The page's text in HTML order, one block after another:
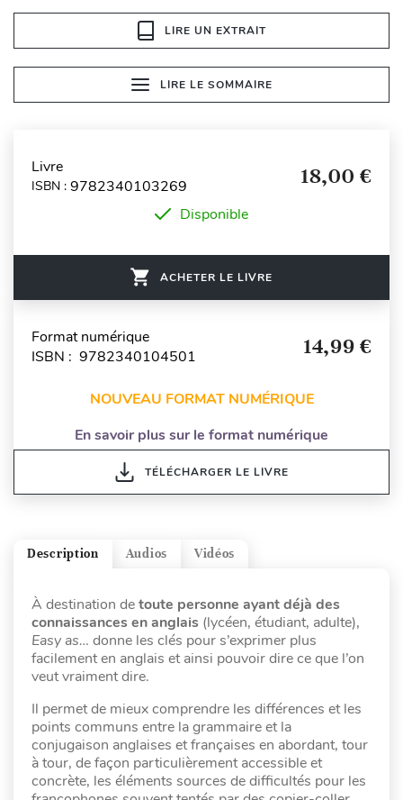
LIRE UN EXTRAIT
LIRE LE SOMMAIRE
Livre
ISBN : 9782340103269 18,00 €
Disponible
ACHETER LE LIVRE
Format numérique
ISBN : 9782340104501
14,99 €
NOUVEAU FORMAT NUMÉRIQUE
En savoir plus sur le format numérique
TÉLÉCHARGER LE LIVRE
Vidéos
Audios
Description
À destination detoute personne ayant déjà des
connaissances en anglais (lycéen, étudiant, adulte),
Easy as… donne les clés pour s’exprimer plus
facilement en anglais et ainsi pouvoir dire ce que l’on
veut vraiment dire.
Il permet de mieux comprendre les différences et les
points communs entre la grammaire et la
conjugaison anglaises et françaises en abordant, tour
à tour, de façon particulièrement accessible et
concrète, les éléments sources de difficultés pour les